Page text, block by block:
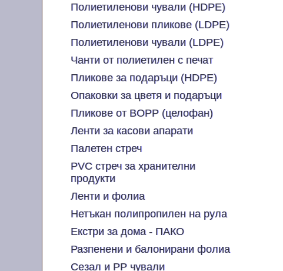
Полиетиленови чували (HDPE)
Полиетиленови пликове (LDPE)
Полиетиленови чували (LDPE)
Чанти от полиетилен с печат
Пликове за подаръци (HDPE)
Опаковки за цветя и подаръци
Пликове от BOPP (целофан)
Ленти за касови апарати
Палетен стреч
PVC стреч за хранителни
продукти
Ленти и фолиа
Нетъкан полипропилен на рула
Екстри за дома - ПАКО
Разпенени и балонирани фолиа
Сезал и PP чували